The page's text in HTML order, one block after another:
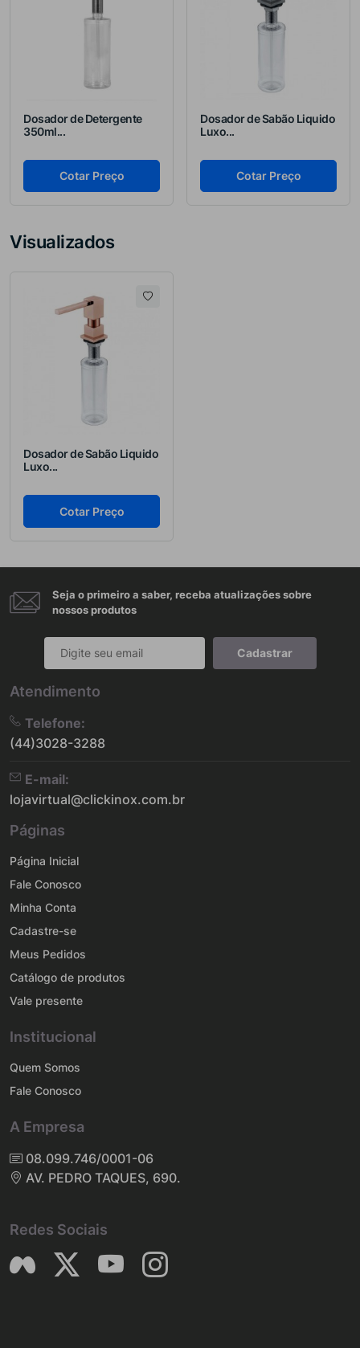
Dosador de Detergente
350ml...
Cotar Preço
Dosador de Sabão Liquido
Luxo...
Cotar Preço
Visualizados
Dosador de Sabão Liquido
Luxo...
Cotar Preço
Seja o primeiro a saber, receba atualizações sobre
nossos produtos
Cadastrar
Atendimento
Telefone:
(44)3028-3288
E-mail:
lojavirtual@clickinox.com.br
Páginas
Página Inicial
Fale Conosco
Minha Conta
Cadastre-se
Meus Pedidos
Catálogo de produtos
Vale presente
Institucional
Quem Somos
Fale Conosco
A Empresa
08.099.746/0001-06
AV. PEDRO TAQUES, 690.
Redes Sociais